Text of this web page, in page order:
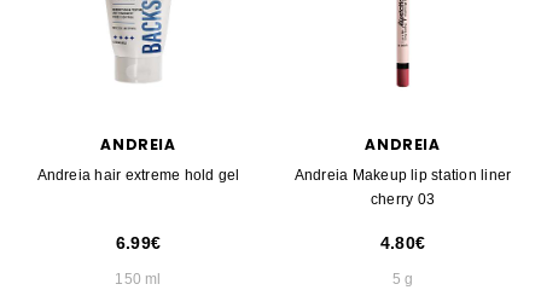
ANDREIA
Andreia hair extreme hold gel
6.99
150 ml
ANDREIA
Andreia Makeup lip station liner
cherry 03
4.80
5 g